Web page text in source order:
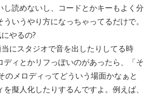
し読めないし、コードとかキーもよく分
いうやり方になっちゃってるだけで。
やるの?
にスタジオで音を出したりしてる時
ディとかリフっぽいのがあったら、「そ
のメロディってどういう場面かなぁと
擬人化したりするんですよ。例えば、